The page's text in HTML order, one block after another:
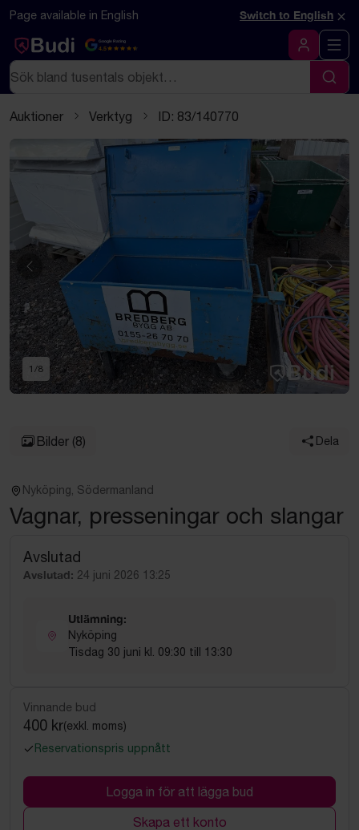
Hoppa till innehåll
Textbaserad (markdown) version av denna sida
Page available in English Switch to English ×
Google Rating
4.5
Logga in
Sök
Sök
Auktioner Verktyg ID: 83/140770
Föregående
1 /8
Bilder (8) Dela
Nyköping, Södermanland
Vagnar, presseningar och slangar
Avslutad
Avslutad: 24 juni 2026 13:25
Utlämning:
Nyköping
Tisdag 30 juni kl. 09:30 till 13:30
Vinnande bud
400 kr(exkl. moms)
Reservationspris uppnått
Logga in för att lägga bud
Skapa ett konto